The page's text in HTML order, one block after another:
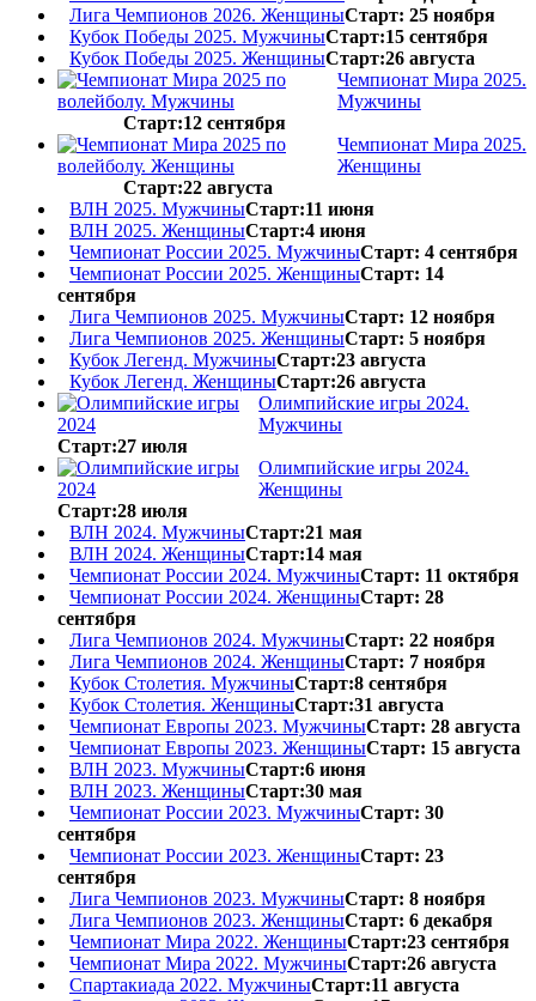
Лига Чемпионов 2026. ЖенщиныСтарт: 25 ноября
Кубок Победы 2025. МужчиныСтарт:15 сентября
Кубок Победы 2025. ЖенщиныСтарт:26 августа
Чемпионат Мира 2025.
Мужчины
Старт:12 сентября
Чемпионат Мира 2025.
Женщины
Старт:22 августа
ВЛН 2025. МужчиныСтарт:11 июня
ВЛН 2025. ЖенщиныСтарт:4 июня
Чемпионат России 2025. МужчиныСтарт: 4 сентября
Чемпионат России 2025. ЖенщиныСтарт: 14
сентября
Лига Чемпионов 2025. МужчиныСтарт: 12 ноября
Лига Чемпионов 2025. ЖенщиныСтарт: 5 ноября
Кубок Легенд. МужчиныСтарт:23 августа
Кубок Легенд. ЖенщиныСтарт:26 августа
Олимпийские игры 2024.
Мужчины
Старт:27 июля
Олимпийские игры 2024.
Женщины
Старт:28 июля
ВЛН 2024. МужчиныСтарт:21 мая
ВЛН 2024. ЖенщиныСтарт:14 мая
Чемпионат России 2024. МужчиныСтарт: 11 октября
Чемпионат России 2024. ЖенщиныСтарт: 28
сентября
Лига Чемпионов 2024. МужчиныСтарт: 22 ноября
Лига Чемпионов 2024. ЖенщиныСтарт: 7 ноября
Кубок Столетия. МужчиныСтарт:8 сентября
Кубок Столетия. ЖенщиныСтарт:31 августа
Чемпионат Европы 2023. МужчиныСтарт: 28 августа
Чемпионат Европы 2023. ЖенщиныСтарт: 15 августа
ВЛН 2023. МужчиныСтарт:6 июня
ВЛН 2023. ЖенщиныСтарт:30 мая
Чемпионат России 2023. МужчиныСтарт: 30
сентября
Чемпионат России 2023. ЖенщиныСтарт: 23
сентября
Лига Чемпионов 2023. МужчиныСтарт: 8 ноября
Лига Чемпионов 2023. ЖенщиныСтарт: 6 декабря
Чемпионат Мира 2022. ЖенщиныСтарт:23 сентября
Чемпионат Мира 2022. МужчиныСтарт:26 августа
Спартакиада 2022. МужчиныСтарт:11 августа